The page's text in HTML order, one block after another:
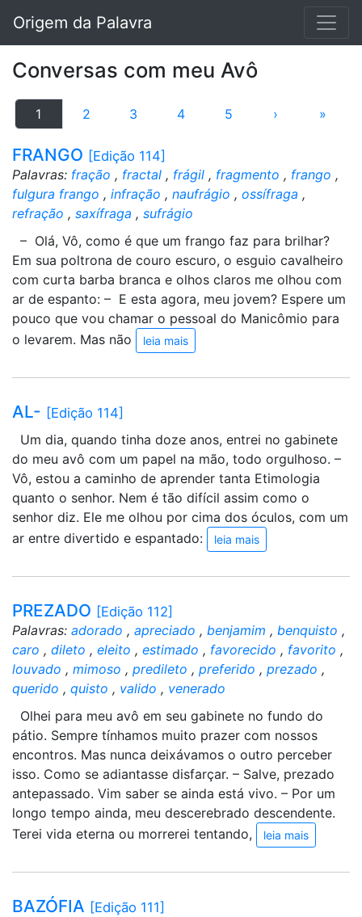
Origem da Palavra
Conversas com meu Avô
1 2 3 4 5 › »
FRANGO [Edição 114]
Palavras: fração , fractal , frágil , fragmento , frango ,
fulgura frango , infração , naufrágio , ossífraga ,
refração , saxífraga , sufrágio
– Olá, Vô, como é que um frango faz para brilhar?
Em sua poltrona de couro escuro, o esguio cavalheiro
com curta barba branca e olhos claros me olhou com
ar de espanto: – E esta agora, meu jovem? Espere um
pouco que vou chamar o pessoal do Manicômio para
o levarem. Mas não
leia mais
AL- [Edição 114]
Um dia, quando tinha doze anos, entrei no gabinete
do meu avô com um papel na mão, todo orgulhoso. –
Vô, estou a caminho de aprender tanta Etimologia
quanto o senhor. Nem é tão difícil assim como o
senhor diz. Ele me olhou por cima dos óculos, com um
ar entre divertido e espantado:
leia mais
PREZADO [Edição 112]
Palavras: adorado , apreciado , benjamim , benquisto ,
caro , dileto , eleito , estimado , favorecido , favorito ,
louvado , mimoso , predileto , preferido , prezado ,
querido , quisto , valido , venerado
Olhei para meu avô em seu gabinete no fundo do
pátio. Sempre tínhamos muito prazer com nossos
encontros. Mas nunca deixávamos o outro perceber
isso. Como se adiantasse disfarçar. – Salve, prezado
antepassado. Vim saber se ainda está vivo. – Por um
longo tempo ainda, meu descerebrado descendente.
Terei vida eterna ou morrerei tentando,
leia mais
BAZÓFIA [Edição 111]